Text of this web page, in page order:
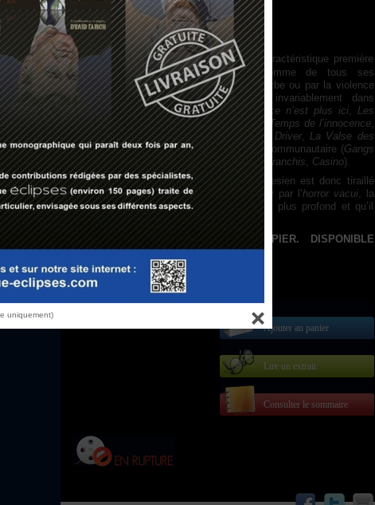
PRIX : 10 €
DESCRIPTION :
L’aptitude au débordement demeure la caractéristique première
du cinéma deMartin Scorsese,comme de tous ses
personnages. Qu’il se manifeste par le verbe ou par la violence
physique, le « trop-plein » s’évacue invariablement dans
l’apocalypse, qu’elle soit domestique (Alice n’est plus ici, Les
Nerfs à vif), conjugale (Raging BullouLe Temps de l’innocence,
sur le mode du refoulé), individuelle (Taxi Driver, La Valse des
Pantins,After Hours,A Tombeau ouvert), communautaire (Gangs
of New York) ou bien encore tribale (Les Affranchis, Casino).
Infatué de lui-même, le personnage scorsesien est donc tiraillé
par un profond paradoxe, hanté tout entier par l’horror vacui, la
peur du vide, un paradoxe qui l’habite au plus profond et qu’il
s’emploie à cacher au reste du monde.
UNIQUEMENT EN PDF.
FORMAT :
Ajouter au panier
Lire un extrait
Consulter le sommaire
uniquement)